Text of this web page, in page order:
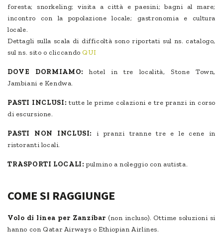
foresta; snorkeling; visita a città e paesini; bagni al mare;
incontro con la popolazione locale; gastronomia e cultura
locale.
Dettagli sulla scala di difficoltà sono riportati sul ns. catalogo,
sul ns. sito o cliccando QUI
DOVE DORMIAMO:
hotel in tre località, Stone Town,
Jambiani e Kendwa.
PASTI INCLUSI: tutte le prime colazioni e tre pranzi in corso
di escursione.
PASTI NON INCLUSI:
i pranzi tranne tre e le cene in
ristoranti locali.
TRASPORTI LOCALI: pulmino a noleggio con autista.
COME SI RAGGIUNGE
Volo di linea per Zanzibar (non incluso). Ottime soluzioni si
hanno con Qatar Airways o Ethiopian Airlines.